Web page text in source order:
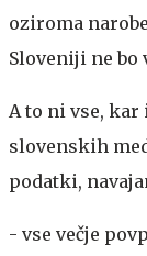
oziroma
Sloveniji ne bo
A to ni vse,
slovenskih
podatki,
- vse večje